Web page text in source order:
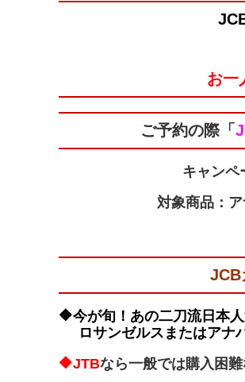
お一
ご予約の際「
キャンペ
対象商品：
JCB
🔶今が旬！あの二刀流日本
ロサンゼルスまたはアナ
🔶JTBなら一般では購入困難